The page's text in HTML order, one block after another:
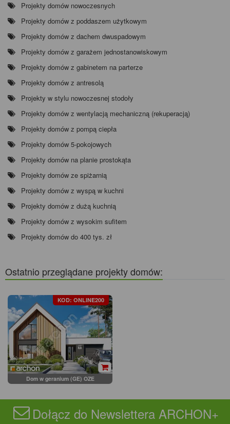
Projekty domów nowoczesnych
Projekty domów z poddaszem użytkowym
Projekty domów z dachem dwuspadowym
Projekty domów z garażem jednostanowiskowym
Projekty domów z gabinetem na parterze
Projekty domów z antresolą
Projekty w stylu nowoczesnej stodoły
Projekty domów z wentylacją mechaniczną (rekuperacją)
Projekty domów z pompą ciepła
Projekty domów 5-pokojowych
Projekty domów na planie prostokąta
Projekty domów ze spiżarnią
Projekty domów z wyspą w kuchni
Projekty domów z dużą kuchnią
Projekty domów z wysokim sufitem
Projekty domów do 400 tys. zł
Ostatnio przeglądane projekty domów:
KOD: ONLINE200
Dom w geranium (GE) OZE
Dołącz do Newslettera ARCHON+